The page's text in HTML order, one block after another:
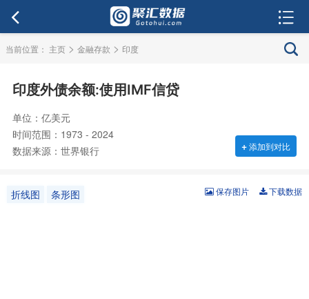
当前位置： 主页 > 金融存款 > 印度
印度外债余额:使用IMF信贷
单位：亿美元
时间范围：1973 - 2024
数据来源：世界银行
+添加到对比
折线图 条形图 下载数据
保存图片